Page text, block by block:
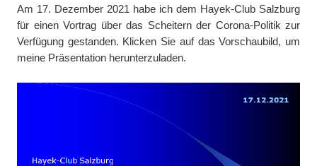
Am 17. Dezember 2021 habe ich dem Hayek-Club Salzburg
für einen Vortrag über das Scheitern der Corona-Politik zur
Verfügung gestanden. Klicken Sie auf das Vorschaubild, um
meine Präsentation herunterzuladen.